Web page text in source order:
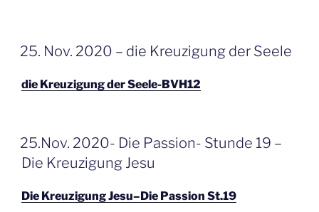
GEPLAATST
OP
25. Nov. 2020 – die Kreuzigung der Seele
die Kreuzigung der Seele-BVH12
GEPLAATST
OP
25.Nov. 2020- Die Passion- Stunde 19 –
Die Kreuzigung Jesu
Die Kreuzigung Jesu–Die Passion St.19